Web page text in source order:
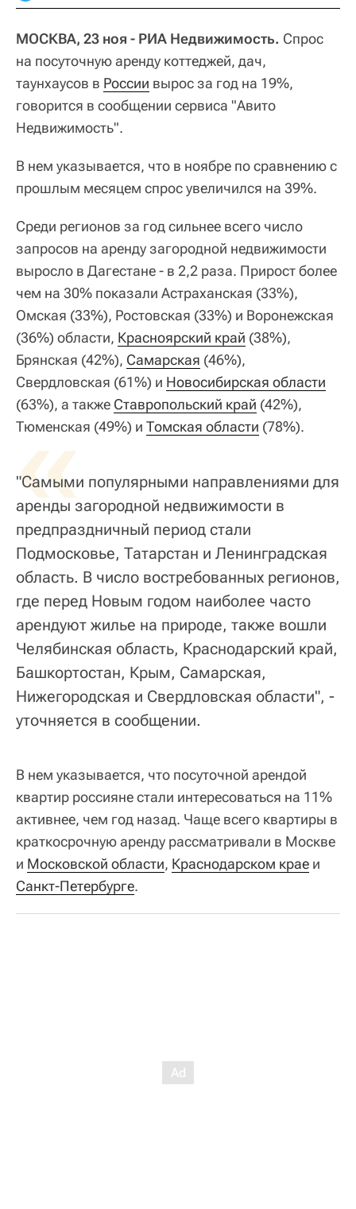
МОСКВА, 23 ноя - РИА Недвижимость. Спрос
на посуточную аренду коттеджей, дач,
таунхаусов в России вырос за год на 19%,
говорится в сообщении сервиса "Авито
Недвижимость".
В нем указывается, что в ноябре по сравнению с
прошлым месяцем спрос увеличился на 39%.
Среди регионов за год сильнее всего число
запросов на аренду загородной недвижимости
выросло в Дагестане - в 2,2 раза. Прирост более
чем на 30% показали Астраханская (33%),
Омская (33%), Ростовская (33%) и Воронежская
(36%) области, Красноярский край (38%),
Брянская (42%), Самарская (46%),
Свердловская (61%) и Новосибирская области
(63%), а также Ставропольский край (42%),
Тюменская (49%) и Томская области (78%).
«
"Самыми популярными направлениями для
аренды загородной недвижимости в
предпраздничный период стали
Подмосковье, Татарстан и Ленинградская
область. В число востребованных регионов,
где перед Новым годом наиболее часто
арендуют жилье на природе, также вошли
Челябинская область, Краснодарский край,
Башкортостан, Крым, Самарская,
Нижегородская и Свердловская области", -
уточняется в сообщении.
В нем указывается, что посуточной арендой
квартир россияне стали интересоваться на 11%
активнее, чем год назад. Чаще всего квартиры в
краткосрочную аренду рассматривали в Москве
и Московской области, Краснодарском крае и
Санкт-Петербурге.